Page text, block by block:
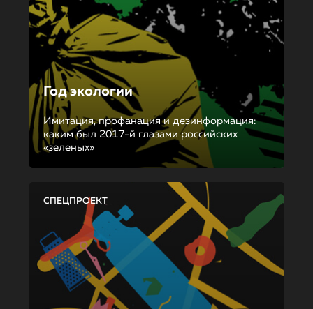
Год экологии
Имитация, профанация и дезинформация:
каким был 2017-й глазами российских
«зеленых»
СПЕЦПРОЕКТ